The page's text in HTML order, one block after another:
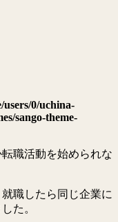
users/0/uchina-
sango-theme-
職活動を始められな
職したら同じ企業に
た。